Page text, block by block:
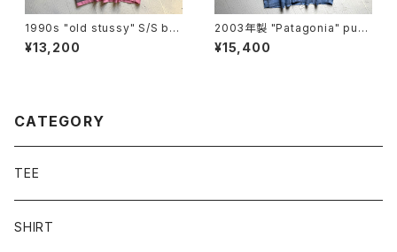
1990s "old stussy" S/S bo
arder T-shirt
¥13,200
2003年製 "Patagonia" puck
erware shirt
¥15,400
CATEGORY
TEE
SHIRT